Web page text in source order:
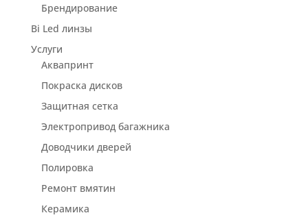
Брендирование
Bi Led линзы
Услуги
Аквапринт
Покраска дисков
Защитная сетка
Электропривод багажника
Доводчики дверей
Полировка
Ремонт вмятин
Керамика